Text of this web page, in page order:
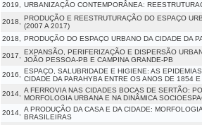
2019,
URBANIZAÇÃO CONTEMPORÂNEA:
2018,
PRODUÇÃO E REESTRUTURAÇÃO DO ESPAÇO
(2007 A 2017)
2018,
PRODUÇÃO DO ESPAÇO URBANO DA CIDADE DA
2017,
EXPANSÃO, PERIFERIZAÇÃO E DISPERSÃO
JOÃO PESSOA-PB E CAMPINA GRANDE-PB
2016,
ESPAÇO, SALUBRIDADE E HIGIENE: AS
CIDADE DA PARAHYBA ENTRE OS ANOS DE 1854
2014,
A FERROVIA NAS CIDADES BOCAS DE SERTÃO:
MORFOLOGIA URBANA E NA DINÂMICA
2014,
A PRODUÇÃO DA CASA E DA CIDADE:
BRASILEIRAS